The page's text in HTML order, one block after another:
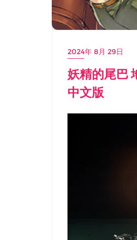
2024年 8月 29日
妖精的尾巴
中文版